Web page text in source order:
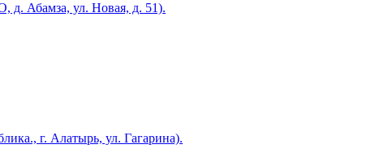
д. Абамза, ул. Новая, д. 51).
г. Алатырь, ул. Гагарина).